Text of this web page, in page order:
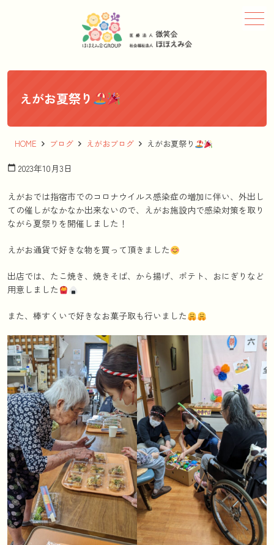
えがお夏祭り
HOME ブログ えがおブログ えがお夏祭り
calendar_today 2023年10月3日
えがおでは指宿市でのコロナウイルス感染症の増加に伴い、外出し
ての催しがなかなか出来ないので、えがお施設内で感染対策を取り
ながら夏祭りを開催しました！
えがお通貨で好きな物を買って頂きました
出店では、たこ焼き、焼きそば、から揚げ、ポテト、おにぎりなど
用意しました
また、棒すくいで好きなお菓子取も行いました